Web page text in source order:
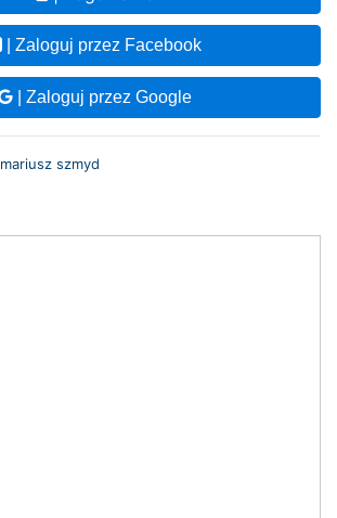
| Zaloguj przez Facebook
| Zaloguj przez Google
mariusz szmyd